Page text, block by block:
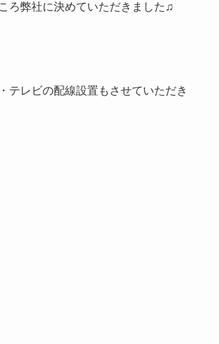
ろ弊社に決めていただきました♫
テレビの配線設置もさせていただき